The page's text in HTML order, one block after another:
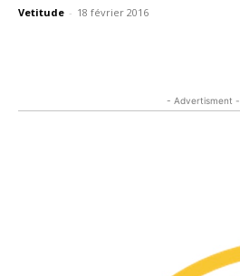
Vetitude - 18 février 2016
- Advertisment -